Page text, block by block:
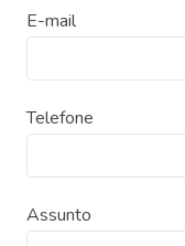
E-mail
Telefone
Assunto